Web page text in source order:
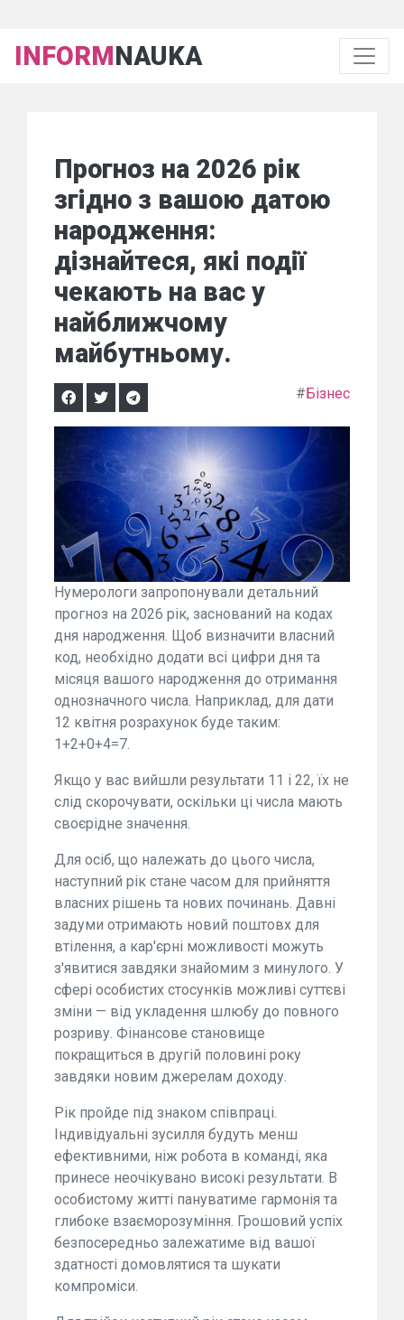
INFORMNAUKA
Прогноз на 2026 рік
згідно з вашою датою
народження:
дізнайтеся, які події
чекають на вас у
найближчому
майбутньому.
#Бізнес
Нумерологи запропонували детальний
прогноз на 2026 рік, заснований на кодах
дня народження. Щоб визначити власний
код, необхідно додати всі цифри дня та
місяця вашого народження до отримання
однозначного числа. Наприклад, для дати
12 квітня розрахунок буде таким:
1+2+0+4=7.
Якщо у вас вийшли результати 11 і 22, їх не
слід скорочувати, оскільки ці числа мають
своєрідне значення.
Для осіб, що належать до цього числа,
наступний рік стане часом для прийняття
власних рішень та нових починань. Давні
задуми отримають новий поштовх для
втілення, а кар'єрні можливості можуть
з'явитися завдяки знайомим з минулого. У
сфері особистих стосунків можливі суттєві
зміни — від укладення шлюбу до повного
розриву. Фінансове становище
покращиться в другій половині року
завдяки новим джерелам доходу.
Рік пройде під знаком співпраці.
Індивідуальні зусилля будуть менш
ефективними, ніж робота в команді, яка
принесе неочікувано високі результати. В
особистому житті пануватиме гармонія та
глибоке взаєморозуміння. Грошовий успіх
безпосередньо залежатиме від вашої
здатності домовлятися та шукати
компроміси.